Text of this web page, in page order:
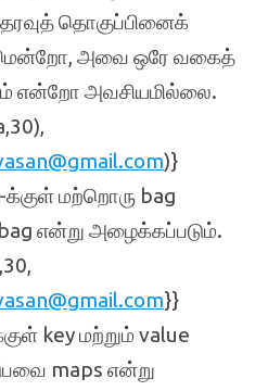
தொகுப்பினைக்
அவை ஒரே வகைத்
என்றோ அவசியமில்லை.
)}
க்குள் மற்றொரு bag
என்று அழைக்கப்படும்.
}}
key மற்றும் value
maps என்று